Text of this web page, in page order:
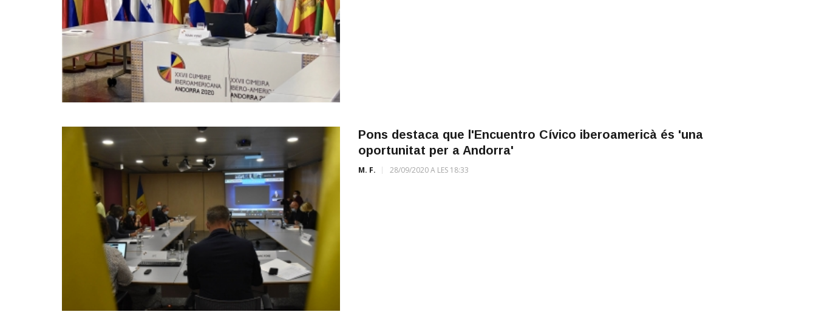
Pons destaca que l'Encuentro Cívico iberoamericà és 'una
oportunitat per a Andorra'
M. F. 28/09/2020 A LES 18:33